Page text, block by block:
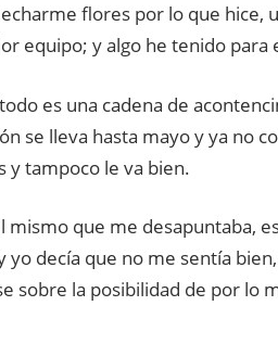
flores por lo que hice,
equipo; y algo he tenido para
es una cadena de
se lleva hasta mayo y ya no
y tampoco le va bien.
mismo que me desapuntaba,
yo decía que no me sentía
sobre la posibilidad de por lo